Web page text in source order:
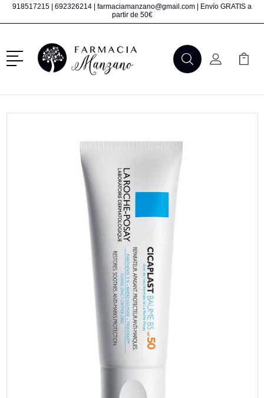
918517215 692326214 farmaciamanzano@gmail.com | Envío GRATIS a
partir de 50€
Menú
BuscarMi Cuenta
Mi